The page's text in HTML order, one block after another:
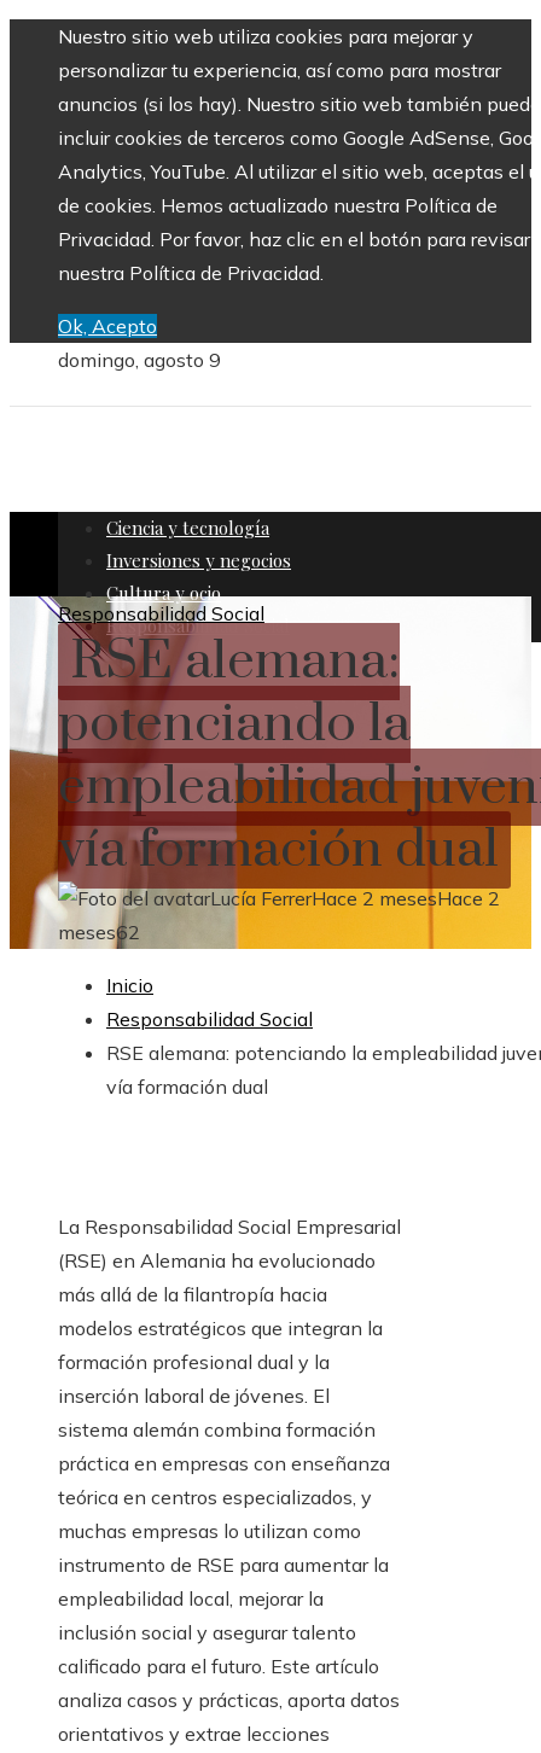
Nuestro sitio web utiliza cookies para mejorar y
personalizar tu experiencia, así como para mostrar
anuncios (si los hay). Nuestro sitio web también puede
incluir cookies de terceros como Google AdSense,
Analytics, YouTube. Al utilizar el sitio web, aceptas el
de cookies. Hemos actualizado nuestra Política de
Privacidad. Por favor, haz clic en el botón para revisar
nuestra Política de Privacidad.
Ok, Acepto
domingo, agosto 9
Ciencia y tecnología
Inversiones y negocios
Cultura y ocio
Responsabilidad Social
Responsabilidad Social
RSE alemana:
potenciando la
empleabilidad
vía formación dual
Lucía FerrerHace 2 mesesHace 2
meses62
Inicio
Responsabilidad Social
RSE alemana: potenciando la empleabilidad
vía formación dual
La Responsabilidad Social Empresarial
(RSE) en Alemania ha evolucionado
más allá de la filantropía hacia
modelos estratégicos que integran la
formación profesional dual y la
inserción laboral de jóvenes. El
sistema alemán combina formación
práctica en empresas con enseñanza
teórica en centros especializados, y
muchas empresas lo utilizan como
instrumento de RSE para aumentar la
empleabilidad local, mejorar la
inclusión social y asegurar talento
calificado para el futuro. Este artículo
analiza casos y prácticas, aporta datos
orientativos y extrae lecciones